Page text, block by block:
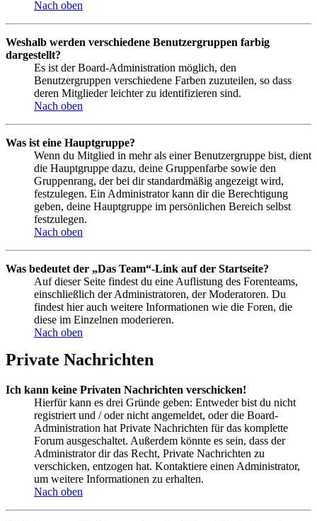
Nach oben
Weshalb werden verschiedene Benutzergruppen farbig
dargestellt?
Es ist der Board-Administration möglich, den
Benutzergruppen verschiedene Farben zuzuteilen, so dass
deren Mitglieder leichter zu identifizieren sind.
Nach oben
Was ist eine Hauptgruppe?
Wenn du Mitglied in mehr als einer Benutzergruppe bist, dient
die Hauptgruppe dazu, deine Gruppenfarbe sowie den
Gruppenrang, der bei dir standardmäßig angezeigt wird,
festzulegen. Ein Administrator kann dir die Berechtigung
geben, deine Hauptgruppe im persönlichen Bereich selbst
festzulegen.
Nach oben
Was bedeutet der „Das Team“-Link auf der Startseite?
Auf dieser Seite findest du eine Auflistung des Forenteams,
einschließlich der Administratoren, der Moderatoren. Du
findest hier auch weitere Informationen wie die Foren, die
diese im Einzelnen moderieren.
Nach oben
Private Nachrichten
Ich kann keine Privaten Nachrichten verschicken!
Hierfür kann es drei Gründe geben: Entweder bist du nicht
registriert und / oder nicht angemeldet, oder die Board-
Administration hat Private Nachrichten für das komplette
Forum ausgeschaltet. Außerdem könnte es sein, dass der
Administrator dir das Recht, Private Nachrichten zu
verschicken, entzogen hat. Kontaktiere einen Administrator,
um weitere Informationen zu erhalten.
Nach oben